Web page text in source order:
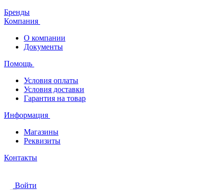
Бренды
Компания
О компании
Документы
Помощь
Условия оплаты
Условия доставки
Гарантия на товар
Информация
Магазины
Реквизиты
Контакты
Войти